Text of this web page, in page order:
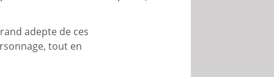
adepte de ces
tout en